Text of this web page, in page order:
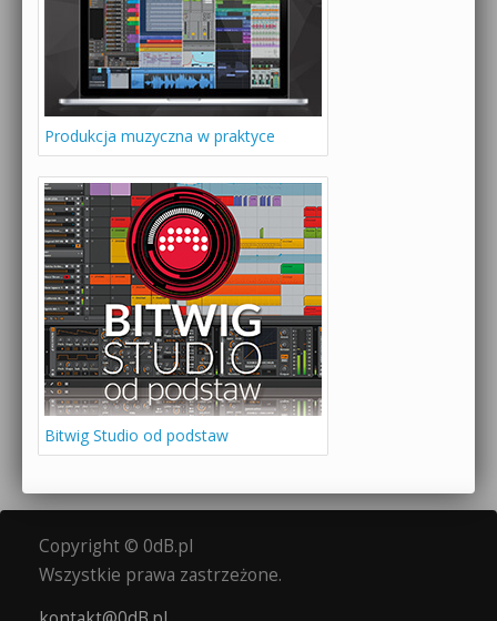
Produkcja muzyczna w praktyce
Bitwig Studio od podstaw
Copyright © 0dB.pl
Wszystkie prawa zastrzeżone.